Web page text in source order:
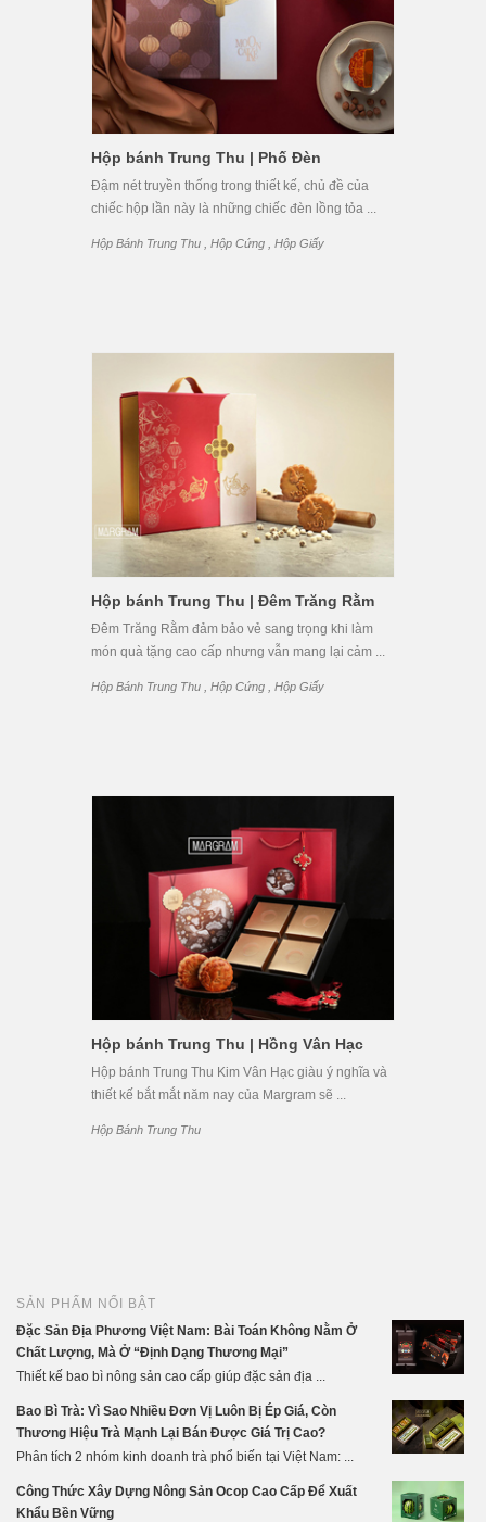
Hộp bánh Trung Thu | Phố Đèn
Đậm nét truyền thống trong thiết kế, chủ đề của
chiếc hộp lần này là những chiếc đèn lồng tỏa ...
Hộp Bánh Trung Thu , Hộp Cứng , Hộp Giấy
Hộp bánh Trung Thu | Đêm Trăng Rằm
Đêm Trăng Rằm đảm bảo vẻ sang trọng khi làm
món quà tặng cao cấp nhưng vẫn mang lại cảm ...
Hộp Bánh Trung Thu , Hộp Cứng , Hộp Giấy
Hộp bánh Trung Thu | Hồng Vân Hạc
Hộp bánh Trung Thu Kim Vân Hạc giàu ý nghĩa và
thiết kế bắt mắt năm nay của Margram sẽ ...
Hộp Bánh Trung Thu
SẢN PHẨM NỔI BẬT
Đặc Sản Địa Phương Việt Nam: Bài Toán Không Nằm Ở
Chất Lượng, Mà Ở “Định Dạng Thương Mại”
Thiết kế bao bì nông sản cao cấp giúp đặc sản địa ...
Bao Bì Trà: Vì Sao Nhiều Đơn Vị Luôn Bị Ép Giá, Còn
Thương Hiệu Trà Mạnh Lại Bán Được Giá Trị Cao?
Phân tích 2 nhóm kinh doanh trà phổ biến tại Việt Nam: ...
Công Thức Xây Dựng Nông Sản Ocop Cao Cấp Để Xuất
Khẩu Bền Vững